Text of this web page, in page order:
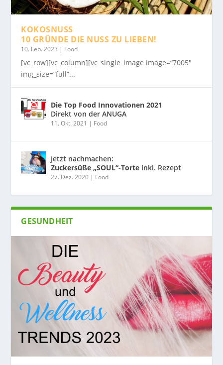
KOKOSNUSS
10 GRÜNDE DIE NUSS ZU LIEBEN!
10. Feb. 2023 | Food
[vc_row][vc_column][vc_single_image image=“7005″
img_size=“full“...
Die Top Food Innovationen 2021
Direkt von der ANUGA
11. Okt. 2021 | Food
Jetzt nachmachen:
Zuckersüße „SOUL“-Torte inkl. Rezept
27. Dez. 2020 | Food
GESUNDHEIT